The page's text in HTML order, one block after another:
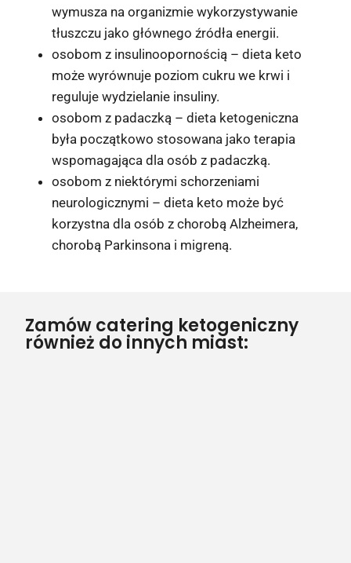
wymusza na organizmie wykorzystywanie
tłuszczu jako głównego źródła energii.
osobom z insulinoopornością – dieta keto
może wyrównuje poziom cukru we krwi i
reguluje wydzielanie insuliny.
osobom z padaczką – dieta ketogeniczna
była początkowo stosowana jako terapia
wspomagająca dla osób z padaczką.
osobom z niektórymi schorzeniami
neurologicznymi – dieta keto może być
korzystna dla osób z chorobą Alzheimera,
chorobą Parkinsona i migreną.
Zamów catering ketogeniczny
również do innych miast: